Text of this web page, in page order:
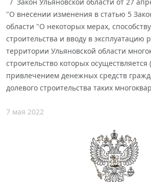
"О внесении изменения в статью 5
области "О некоторых мерах,
строительства и вводу в эксплуатацию
территории Ульяновской области
строительство которых осуществляется
привлечением денежных средств
долевого строительства таких
7 мая 2022